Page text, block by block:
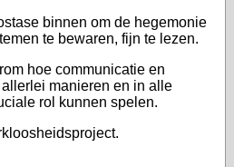
binnen om de hegemonie
te bewaren, fijn te lezen.
hoe communicatie en
manieren en in alle
rol kunnen spelen.